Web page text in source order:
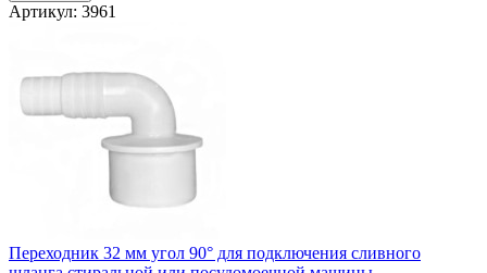
Артикул: 3961
Переходник 32 мм угол 90° для подключения сливного